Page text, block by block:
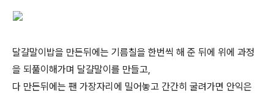
달걀말이밥을 만든뒤에는 기름칠을 한번씩 해 준 뒤에 위에 과정
을 되풀이해가며 달걀말이를 만들고,
다 만든뒤에는 팬 가장자리에 밀어놓고 간간히 굴려가면 안익은